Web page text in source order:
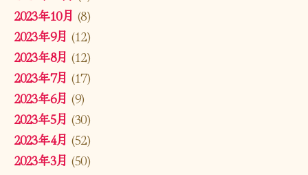
2023年10月 (8)
2023年9月 (12)
2023年8月 (12)
2023年7月 (17)
2023年6月 (9)
2023年5月 (30)
2023年4月 (52)
2023年3月 (50)